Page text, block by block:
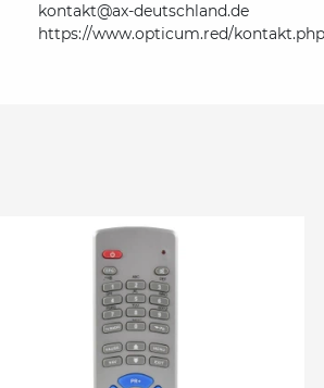
kontakt@ax-deutschland.de
https://www.opticum.red/kontakt.php